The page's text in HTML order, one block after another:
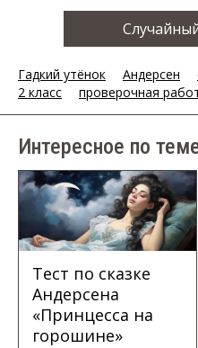
Гадкий утёнок Андерсен
2 класс
проверочная
Интересное по
Тест по сказке
Андерсена
«Принцесса на
горошине»